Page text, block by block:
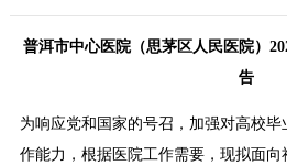
普洱市中心医院（思茅区人民医院）
告
为响应党和国家的号召，加强对高校
作能力，根据医院工作需要，现拟面